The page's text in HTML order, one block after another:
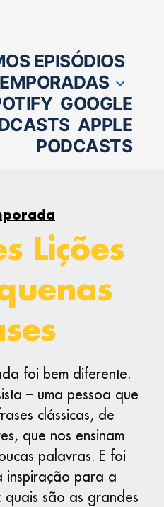
EPISÓDIOS
GOOGLE
APPLE
PODCASTS
Lições
foi bem diferente.
– uma pessoa que
clássicas, de
que nos ensinam
palavras. E foi
inspiração para a
são as grandes